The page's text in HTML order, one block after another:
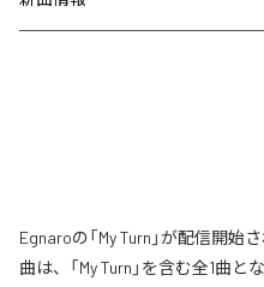
Egnaroの「My Turn」が配信開
曲は、「My Turn」を含む全1曲と